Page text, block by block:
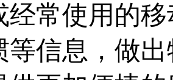
经常使用的
等信息，做